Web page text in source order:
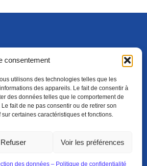
consentement
utilisons des technologies telles que les
des appareils. Le fait de consentir à
des données telles que le comportement de
fait de ne pas consentir ou de retirer son
certaines caractéristiques et fonctions.
Refuser Voir les préférences
des données – Politique de confidentialité
S'ABONNER
(NOUVELLE FENÊTRE)
ADHÉRER